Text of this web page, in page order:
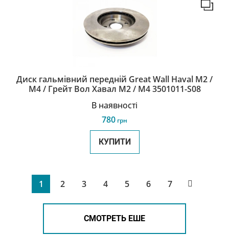
Диск гальмівний передній Great Wall Haval M2 /
М4 / Грейт Вол Хавал М2 / М4 3501011-S08
В наявності
780 грн
КУПИТИ
1 2 3 4 5 6 7
СМОТРЕТЬ ЕШЕ